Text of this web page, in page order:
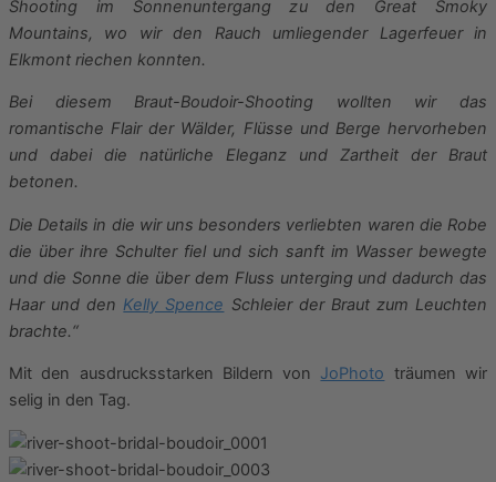
Shooting im Sonnenuntergang zu den Great Smoky
Mountains, wo wir den Rauch umliegender Lagerfeuer in
Elkmont riechen konnten.
Bei diesem Braut-Boudoir-Shooting wollten wir das
romantische Flair der Wälder, Flüsse und Berge hervorheben
und dabei die natürliche Eleganz und Zartheit der Braut
betonen.
Die Details in die wir uns besonders verliebten waren die Robe
die über ihre Schulter fiel und sich sanft im Wasser bewegte
und die Sonne die über dem Fluss unterging und dadurch das
Haar und den Kelly Spence Schleier der Braut zum Leuchten
brachte.“
Mit den ausdrucksstarken Bildern von JoPhoto träumen wir
selig in den Tag.